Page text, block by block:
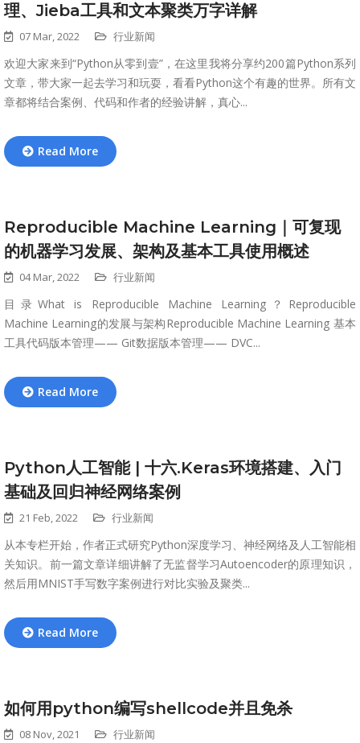
理、Jieba工具和文本聚类万字详解
07 Mar, 2022 行业新闻
欢迎大家来到“Python从零到壹”，在这里我将分享约200篇Python系列
文章，带大家一起去学习和玩耍，看看Python这个有趣的世界。所有文
章都将结合案例、代码和作者的经验讲解，真心...
Read More
Reproducible Machine Learning｜可复现
的机器学习发展、架构及基本工具使用概述
04 Mar, 2022 行业新闻
目录What is Reproducible Machine Learning？Reproducible
Machine Learning的发展与架构Reproducible Machine Learning 基本
工具代码版本管理—— Git数据版本管理—— DVC...
Read More
Python人工智能 | 十六.Keras环境搭建、入门
基础及回归神经网络案例
21 Feb, 2022 行业新闻
从本专栏开始，作者正式研究Python深度学习、神经网络及人工智能相
关知识。前一篇文章详细讲解了无监督学习Autoencoder的原理知识，
然后用MNIST手写数字案例进行对比实验及聚类...
Read More
如何用python编写shellcode并且免杀
08 Nov, 2021 行业新闻